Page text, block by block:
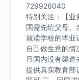
729926040
特别关注：【业
国需先给父母、
就读学校的毕业
自己做生意的
且国内没有渠
提供真实教育部